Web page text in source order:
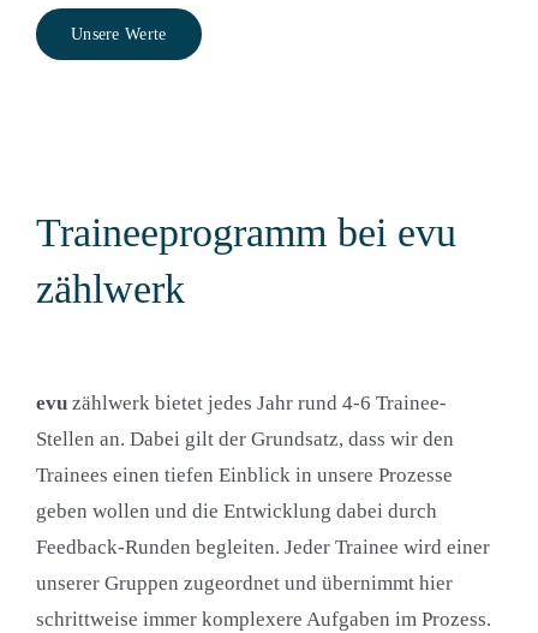
Unsere Werte
Traineeprogramm bei evu
zählwerk
evuzählwerk bietet jedes Jahr rund 4-6 Trainee-
Stellen an. Dabei gilt der Grundsatz, dass wir den
Trainees einen tiefen Einblick in unsere Prozesse
geben wollen und die Entwicklung dabei durch
Feedback-Runden begleiten. Jeder Trainee wird einer
unserer Gruppen zugeordnet und übernimmt hier
schrittweise immer komplexere Aufgaben im Prozess.